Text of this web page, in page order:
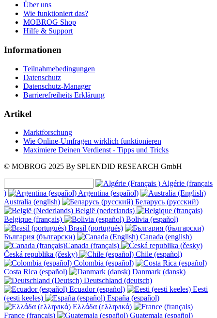
Über uns
Wie funktioniert das?
MOBROG Shop
Hilfe & Support
Informationen
Teilnahmebedingungen
Datenschutz
Datenschutz-Manager
Barrierefreiheits Erklärung
Artikel
Marktforschung
Wie Online-Umfragen wirklich funktionieren
Maximiere Deinen Verdienst - Tipps und Tricks
© MOBROG 2025 By SPLENDID RESEARCH GmbH
Algérie (français
)
Argentina (español)
Australia (english)
Беларусь (русский)
België (nederlands)
Belgique (français)
Bolivia (español)
Brasil (portugués)
България (български)
Canada (english)
Canada (français)
Česká republika (česky)
Chile (español)
Colombia (español)
Costa Rica (español)
Danmark (dansk)
Deutschland (deutsch)
Ecuador (español)
Eesti
(eesti keeles)
España (español)
Ελλάδα (ελληνικά)
France (français)
Guatemala (español)